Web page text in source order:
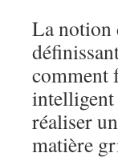
La notion
comment
intelligent
réaliser
matière